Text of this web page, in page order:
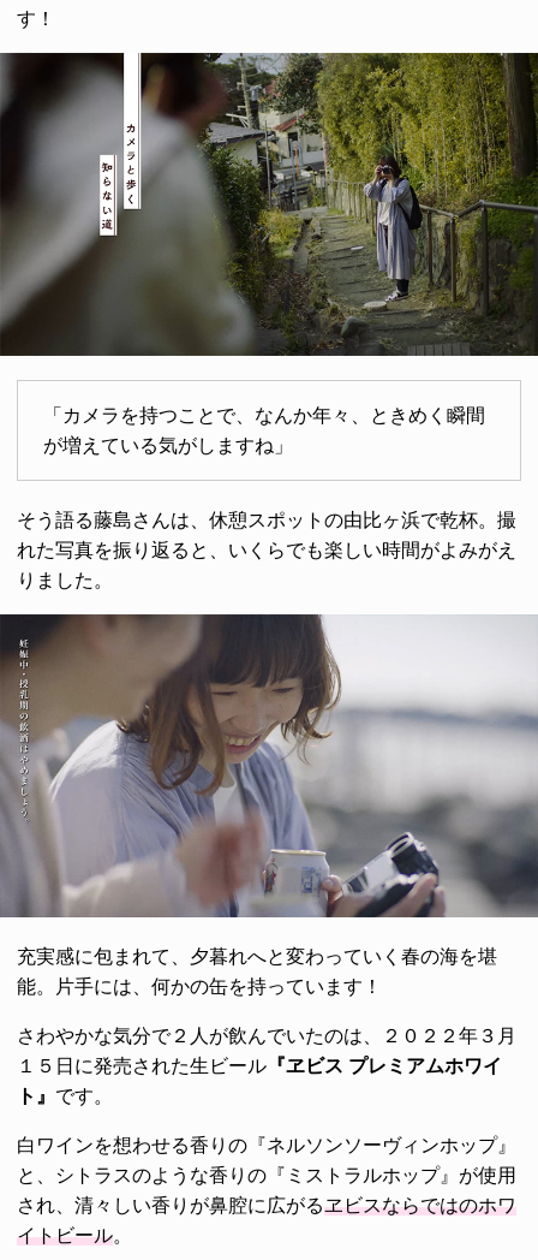
す！
「カメラを持つことで、なんか年々、ときめく瞬間
が増えている気がしますね」
そう語る藤島さんは、休憩スポットの由比ヶ浜で乾杯。撮
れた写真を振り返ると、いくらでも楽しい時間がよみがえ
りました。
充実感に包まれて、夕暮れへと変わっていく春の海を堪
能。片手には、何かの缶を持っています！
さわやかな気分で２人が飲んでいたのは、２０２２年３月
１５日に発売された生ビール 『ヱビス プレミアムホワイ
ト』 です。
白ワインを想わせる香りの『ネルソンソーヴィンホップ』
と、シトラスのような香りの『ミストラルホップ』が使用
され、清々しい香りが鼻腔に広がるヱビスならではのホワ
イトビール。